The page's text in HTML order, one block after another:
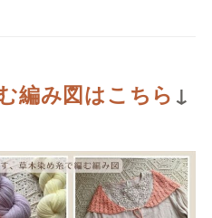
編み図はこちら ↓